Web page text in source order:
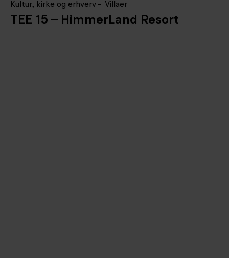
Kultur, kirke og erhverv Villaer
TEE 15 – HimmerLand Resort